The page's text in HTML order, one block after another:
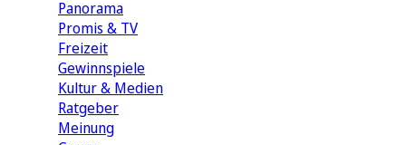
Panorama
Promis & TV
Freizeit
Gewinnspiele
Kultur & Medien
Ratgeber
Meinung